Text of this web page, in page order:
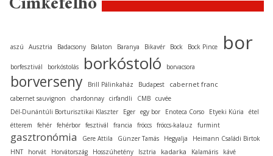
Címkefelhő
aszú Ausztria Badacsony Balaton Baranya Bikavér Bock Bock Pince bor
borfesztivál borkóstolás borkóstoló borvacsora
borverseny Brill Pálinkaház Budapest cabernet franc
cabernet sauvignon chardonnay cirfandli CMB cuvée
Dél-Dunántúli Borturisztikai Klaszter
Eger egy bor Enoteca Corso Etyeki Kúria
étel
étterem
fehér fehérbor fesztivál francia fröccs fröccs-kalauz furmint
gasztronómia Gere Attila Günzer Tamás Hegyalja
Heimann Családi Birtok
HNT
horvát Horvátország Hosszúhetény Isztria kadarka Kalamáris
kávé